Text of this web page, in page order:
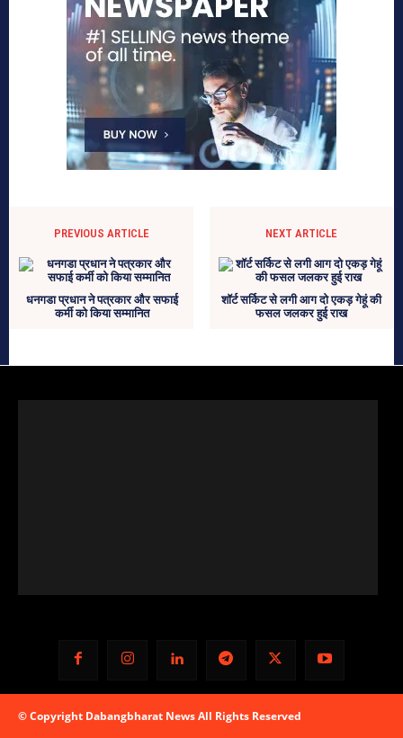
PREVIOUS ARTICLE
धनगडा प्रधान ने पत्रकार और सफाई
कर्मी को किया सम्मानित
NEXT ARTICLE
शॉर्ट सर्किट से लगी आग दो एकड़ गेहूं की
फसल जलकर हुई राख
© Copyright Dabangbharat News All Rights Reserved